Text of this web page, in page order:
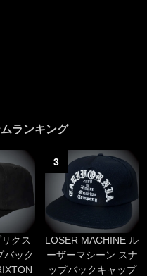
ランキング
クス
バック
3
LOSER MACHINE ル
ーザーマシーン スナ
ップバックキャップ